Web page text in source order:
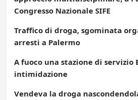
Congresso Nazionale SIFE
Traffico di droga, sgominata
arresti a Palermo
A fuoco una stazione di servizio
intimidazione
Vendeva la droga